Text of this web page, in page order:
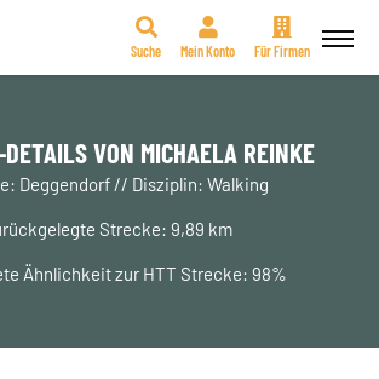
Suche Mein Konto Für Firmen
VON MICHAELA REINKE
Deggendorf // Disziplin: Walking
Strecke: 9,89 km
Ähnlichkeit zur HTT Strecke: 98%